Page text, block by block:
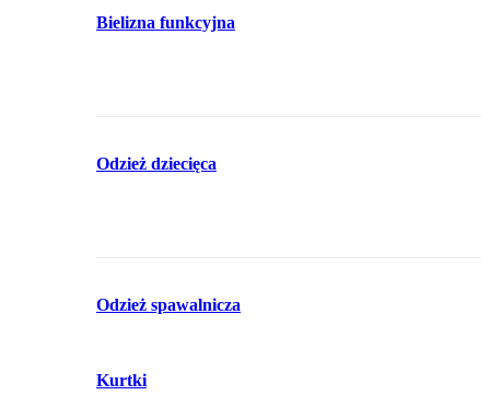
Bielizna funkcyjna
Odzież dziecięca
Odzież spawalnicza
Kurtki